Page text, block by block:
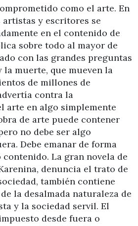
como el arte. En
artistas y escritores se
en el contenido de
sobre todo al mayor de
con las grandes preguntas
la muerte, que mueven la
de millones de
contra la
arte en algo simplemente
de arte puede contener
no debe ser algo
Debe emanar de forma
La gran novela de
denuncia el trato de
también contiene
la desalmada naturaleza de
y la sociedad servil. El
desde fuera o